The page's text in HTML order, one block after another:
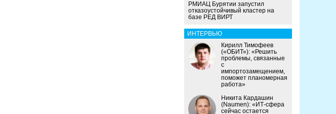
РМИАЦ Бурятии запустил
отказоустойчивый кластер на
базе РЕД ВИРТ
ИНТЕРВЬЮ
Кирилл Тимофеев
(«ОБИТ»): «Решить
проблемы, связанные
с
импортозамещением,
поможет планомерная
работа»
Никита Кардашин
(Naumen): «ИТ-сфера
сейчас остается